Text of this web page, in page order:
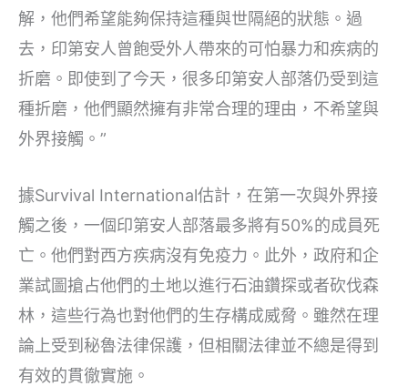
解，他們希望能夠保持這種與世隔絕的狀態。過
去，印第安人曾飽受外人帶來的可怕暴力和疾病的
折磨。即使到了今天，很多印第安人部落仍受到這
種折磨，他們顯然擁有非常合理的理由，不希望與
外界接觸。”
據Survival International估計，在第一次與外界接
觸之後，一個印第安人部落最多將有50%的成員死
亡。他們對西方疾病沒有免疫力。此外，政府和企
業試圖搶占他們的土地以進行石油鑽探或者砍伐森
林，這些行為也對他們的生存構成威脅。雖然在理
論上受到秘魯法律保護，但相關法律並不總是得到
有效的貫徹實施。